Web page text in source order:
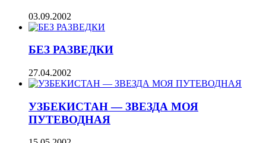
03.09.2002
БЕЗ РАЗВЕДКИ
27.04.2002
УЗБЕКИСТАН — ЗВЕЗДА МОЯ
ПУТЕВОДНАЯ